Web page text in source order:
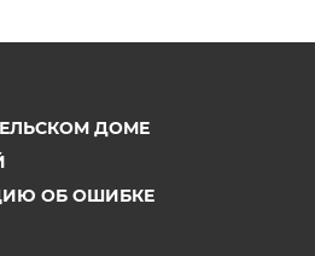
ДОМЕ
ОБ ОШИБКЕ